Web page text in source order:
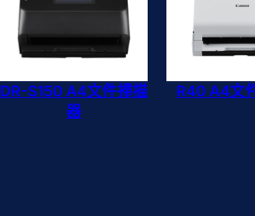
DR-S150 A4文件掃描
器
R40 A4文